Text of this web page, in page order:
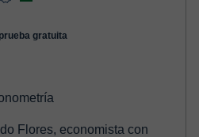
gratuita
Flores, economista con